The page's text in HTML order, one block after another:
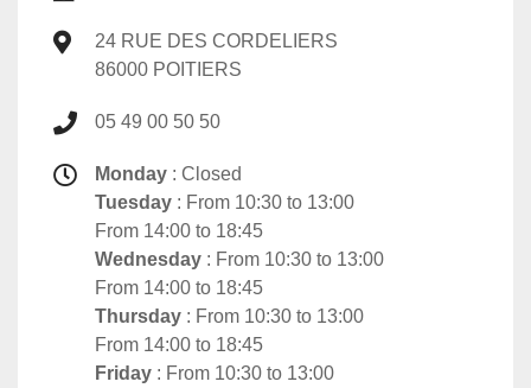
24 RUE DES CORDELIERS
86000 POITIERS
05 49 00 50 50
Monday : Closed
Tuesday : From 10:30 to 13:00
From 14:00 to 18:45
Wednesday : From 10:30 to 13:00
From 14:00 to 18:45
Thursday : From 10:30 to 13:00
From 14:00 to 18:45
Friday : From 10:30 to 13:00